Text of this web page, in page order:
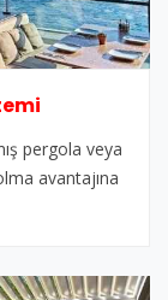
pergola veya
avantajına